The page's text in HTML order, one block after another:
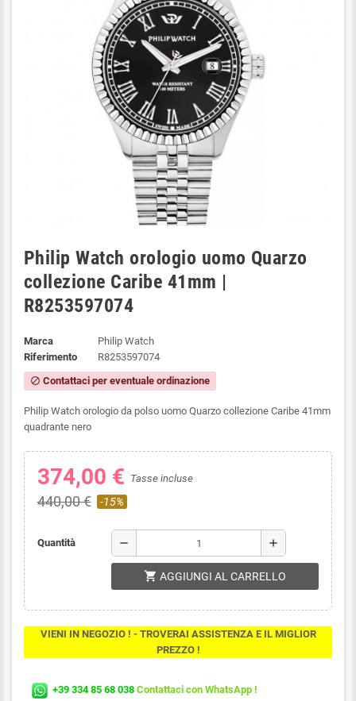
Philip Watch orologio uomo Quarzo
collezione Caribe 41mm |
R8253597074
Marca
Philip Watch
Riferimento
R8253597074
block Contattaci per eventuale ordinazione
Philip Watch orologio da polso uomo Quarzo collezione Caribe 41mm
quadrante nero
374,00 € Tasse incluse
440,00 € -15%
Quantità remove add
shopping_cart AGGIUNGI AL CARRELLO
VIENI IN NEGOZIO ! - TROVERAI ASSISTENZA E IL MIGLIOR
PREZZO !
+39 334 85 68 038 Contattaci con WhatsApp !